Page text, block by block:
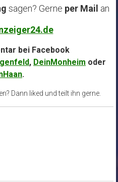
sagen? Gerne per Mail an
bei Facebook
, DeinMonheim oder
.
Dann liked und teilt ihn gerne.